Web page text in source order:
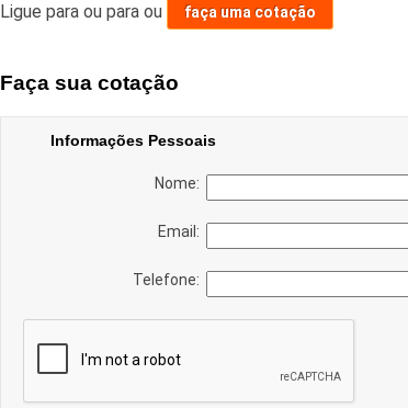
Ligue para ou para ou faça uma cotação
Faça sua cotação
Informações Pessoais
Nome:
Email:
Telefone: